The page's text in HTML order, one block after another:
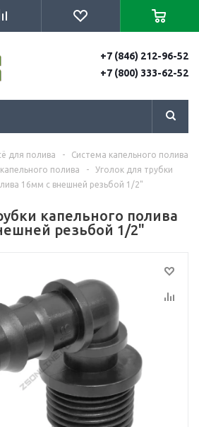
+7 (846) 212-96-52
+7 (800) 333-62-52
для полива -
Система капельного полива
полива -
Уголок для трубки
16мм с внешней резьбой 1/2"
капельного полива
резьбой 1/2"